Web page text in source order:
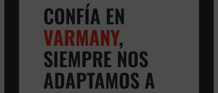
CONFÍA EN
VARMANY,
SIEMPRE NOS
ADAPTAMOS A